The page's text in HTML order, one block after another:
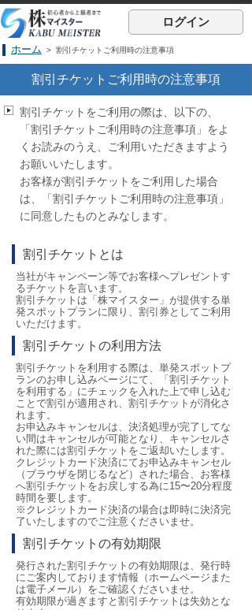
ログイン
ホーム > 割引チケットご利用時の注意事項
割引チケットご利用時の注意事項
割引チケットをご利用の際は、以下の、
「割引チケットご利用時の注意事項」をよ
くお読みのうえ、ご利用いただきますよう
お願いいたします。
お客様が割引チケットをご利用した場合
は、「割引チケットご利用時の注意事項」
に同意したものとみなします。
割引チケットとは
当社がキャンペーン等でお客様へプレゼントす
るチケットを言います。
割引チケットは「株マイスター」が提供する単
発スポットプランに限り、割引券としてご利用
いただけます。
割引チケットの利用方法
割引チケットを利用する際は、単発スポットプ
ランのお申し込みページにて、「割引チケット
を利用する」にチェックを入れた上で申し込む
ことで割引が適用され、割引チケットが消化さ
れます。
お申込みキャンセルは、決済処理が完了してな
い間はキャンセルが可能となり、キャンセルさ
れた際には割引チケットをご返却いたします。
クレジットカード決済にてお申込みキャンセル
（ブラウザを閉じるなど）された場合、お客様
へ割引チケットをお戻しする為に15〜20分程度
時間を要します。
※クレジットカード決済の場合は即時に決済完
了いたしますのでご注意くださいませ。
割引チケットの有効期限
発行された割引チケットの有効期限は、発行時
にご案内しております情報（ホームページまた
は電子メール）をご確認くださいませ。
有効期限が過ぎますと割引チケットは失効とな